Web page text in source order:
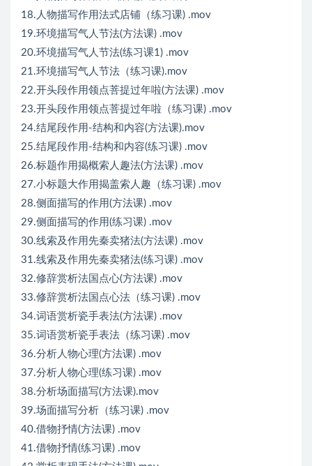
18.人物描写作用法式店铺（练习课) .mov
19.环境描写气人节法(方法课) .mov
20.环境描写气人节法(练习课1) .mov
21.环境描写气人节法（练习课).mov
22.开头段作用领点菩提过年啦(方法课) .mov
23.开头段作用领点菩提过年啦（练习课) .mov
24.结尾段作用-结构和内容(方法课).mov
25.结尾段作用-结构和内容(练习课) .mov
26.标题作用揭概索人趣法(方法课) .mov
27.小标题大作用揭盖索人趣（练习课) .mov
28.侧面描写的作用(方法课) .mov
29.侧面描写的作用(练习课) .mov
30.线索及作用先秦卖猪法(方法课) .mov
31.线索及作用先秦卖猪法(练习课) .mov
32.修辞赏析法国点心(方法课) .mov
33.修辞赏析法国点心法（练习课) .mov
34.词语赏析瓷手表法(方法课) .mov
35.词语赏析瓷手表法（练习课) .mov
36.分析人物心理(方法课) .mov
37.分析人物心理(练习课) .mov
38.分析场面描写(方法课).mov
39.场面描写分析（练习课) .mov
40.借物抒情(方法课) .mov
41.借物抒情(练习课) .mov